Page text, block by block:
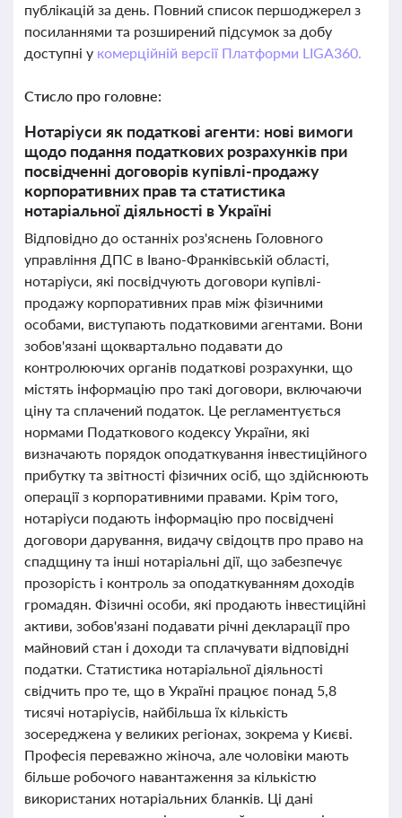
публікацій за день. Повний список першоджерел з
посиланнями та розширений підсумок за добу
доступні у комерційній версії Платформи LIGA360.
Стисло про головне:
Нотаріуси як податкові агенти: нові вимоги
щодо подання податкових розрахунків при
посвідченні договорів купівлі-продажу
корпоративних прав та статистика
нотаріальної діяльності в Україні
Відповідно до останніх роз'яснень Головного
управління ДПС в Івано-Франківській області,
нотаріуси, які посвідчують договори купівлі-
продажу корпоративних прав між фізичними
особами, виступають податковими агентами. Вони
зобов'язані щоквартально подавати до
контролюючих органів податкові розрахунки, що
містять інформацію про такі договори, включаючи
ціну та сплачений податок. Це регламентується
нормами Податкового кодексу України, які
визначають порядок оподаткування інвестиційного
прибутку та звітності фізичних осіб, що здійснюють
операції з корпоративними правами. Крім того,
нотаріуси подають інформацію про посвідчені
договори дарування, видачу свідоцтв про право на
спадщину та інші нотаріальні дії, що забезпечує
прозорість і контроль за оподаткуванням доходів
громадян. Фізичні особи, які продають інвестиційні
активи, зобов'язані подавати річні декларації про
майновий стан і доходи та сплачувати відповідні
податки. Статистика нотаріальної діяльності
свідчить про те, що в Україні працює понад 5,8
тисячі нотаріусів, найбільша їх кількість
зосереджена у великих регіонах, зокрема у Києві.
Професія переважно жіноча, але чоловіки мають
більше робочого навантаження за кількістю
використаних нотаріальних бланків. Ці дані